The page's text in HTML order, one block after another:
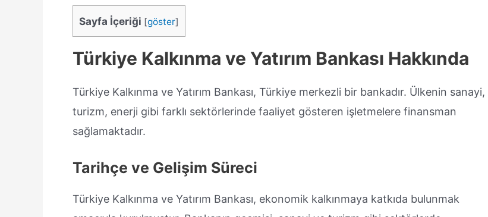
Sayfa İçeriği [göster]
Türkiye Kalkınma ve Yatırım Bankası Hakkında
Türkiye Kalkınma ve Yatırım Bankası, Türkiye merkezli bir bankadır. Ülkenin sanayi,
turizm, enerji gibi farklı sektörlerinde faaliyet gösteren işletmelere finansman
sağlamaktadır.
Tarihçe ve Gelişim Süreci
Türkiye Kalkınma ve Yatırım Bankası, ekonomik kalkınmaya katkıda bulunmak